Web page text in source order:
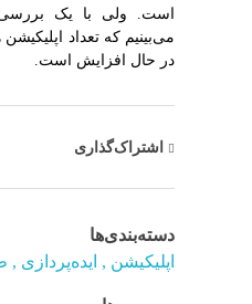
است. ولی با یک
می‌بینیم که تعداد
در حال افزایش است.
اشتراک‌گذاری
دسته‌بندی‌ها
اپلیکیشن
ایده‌پردازی